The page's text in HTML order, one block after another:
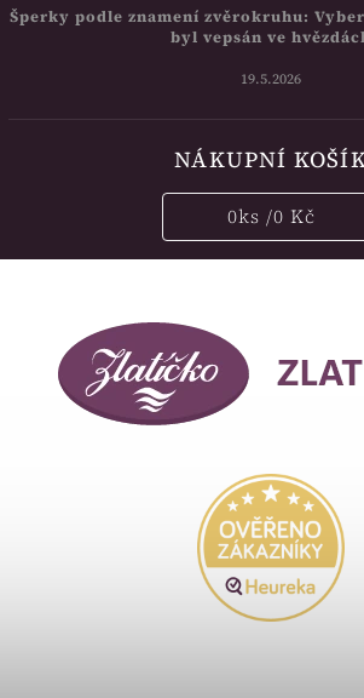
Šperky podle znamení zvěrokruhu:
byl vepsán ve
19.5.2026
NÁKUPNÍ
0ks /0 Kč